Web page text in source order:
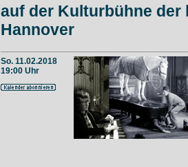
auf der Kulturbühne
Hannover
So. 11.02.2018
19:00 Uhr